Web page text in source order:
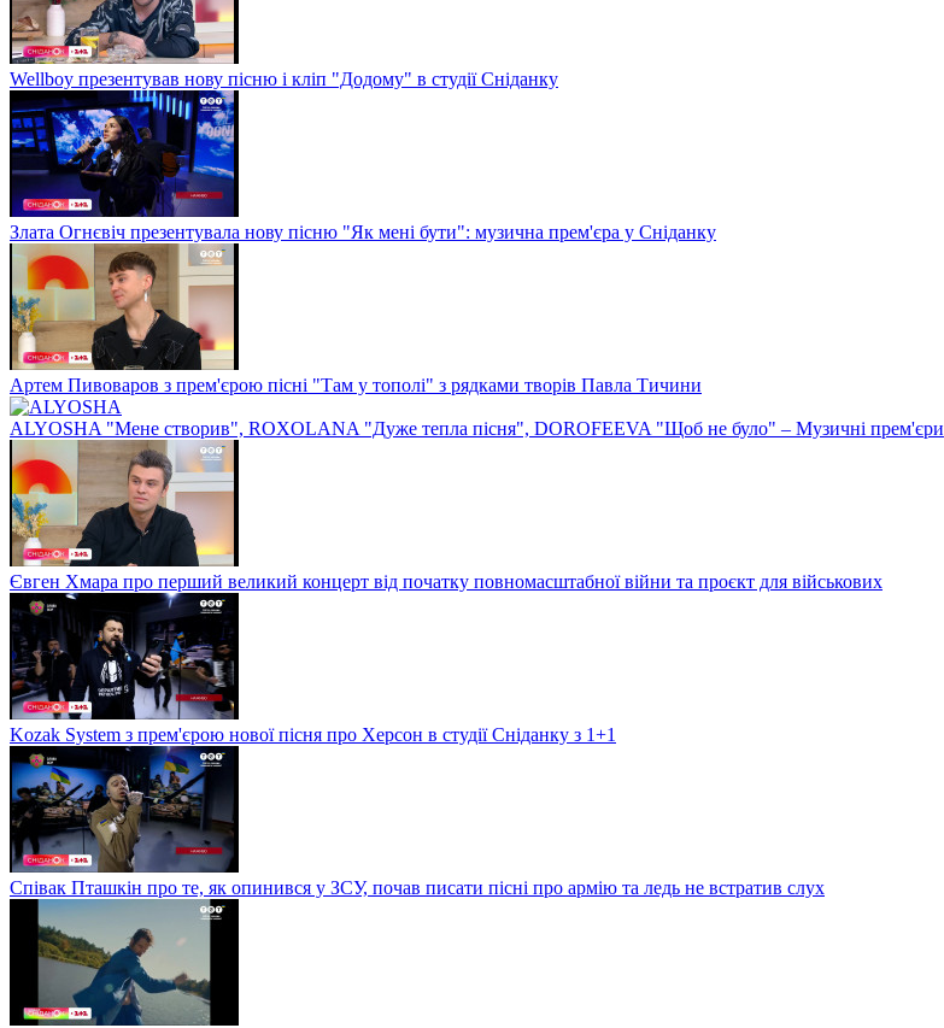
Wellboy презентував нову пісню і кліп "Додому" в студії Сніданку
Злата Огнєвіч презентувала нову пісню "Як мені бути": музична прем'єра у Сніданку
Артем Пивоваров з прем'єрою пісні "Там у тополі" з рядками творів Павла Тичини
ALYOSHA "Мене створив", ROXOLANA "Дуже тепла пісня", DOROFEEVA "Щоб не було" – Музичні прем'єри
Євген Хмара про перший великий концерт від початку повномасштабної війни та проєкт для військових
Kozak System з прем'єрою нової пісня про Херсон в студії Сніданку з 1+1
Співак Пташкін про те, як опинився у ЗСУ, почав писати пісні про армію та ледь не встратив слух